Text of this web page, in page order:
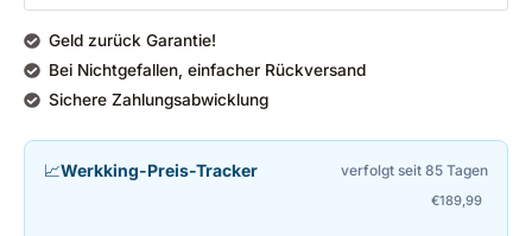
Geld zurück Garantie!
Bei Nichtgefallen, einfacher Rückversand
Sichere Zahlungsabwicklung
📈Werkking-Preis-Tracker verfolgt seit 85 Tagen
€189,99